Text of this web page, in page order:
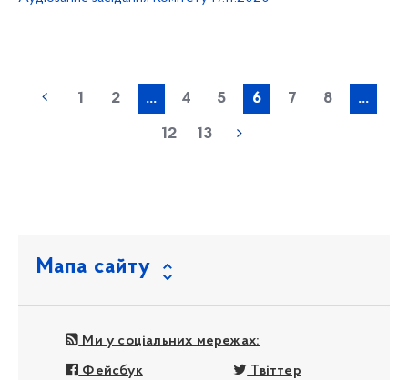
1 2 ... 4 5 6 7 8 ...
12 13
Мапа сайту
Ми у соціальних мережах:
Фейсбук Твіттер